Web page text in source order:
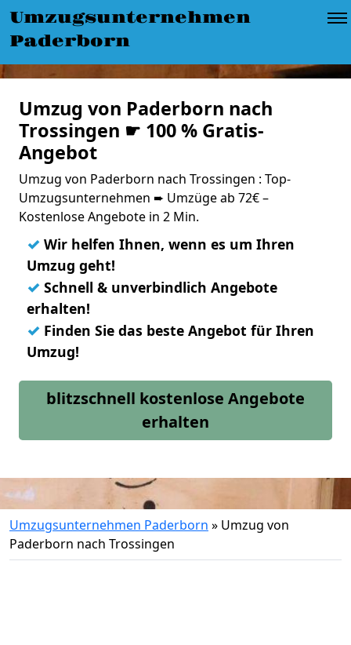
Umzugsunternehmen
Paderborn
Umzug von Paderborn nach
Trossingen ☛ 100 % Gratis-
Angebot
Umzug von Paderborn nach Trossingen : Top-
Umzugsunternehmen ➨ Umzüge ab 72€ –
Kostenlose Angebote in 2 Min.
✓ Wir helfen Ihnen, wenn es um Ihren
Umzug geht!
✓ Schnell & unverbindlich Angebote
erhalten!
✓ Finden Sie das beste Angebot für Ihren
Umzug!
blitzschnell kostenlose Angebote
erhalten
Umzugsunternehmen Paderborn » Umzug von
Paderborn nach Trossingen